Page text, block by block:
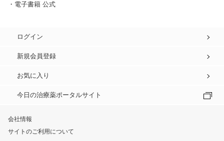
・電子書籍 公式
ログイン
新規会員登録
お気に入り
今日の治療薬ポータルサイト
会社情報
サイトのご利用について